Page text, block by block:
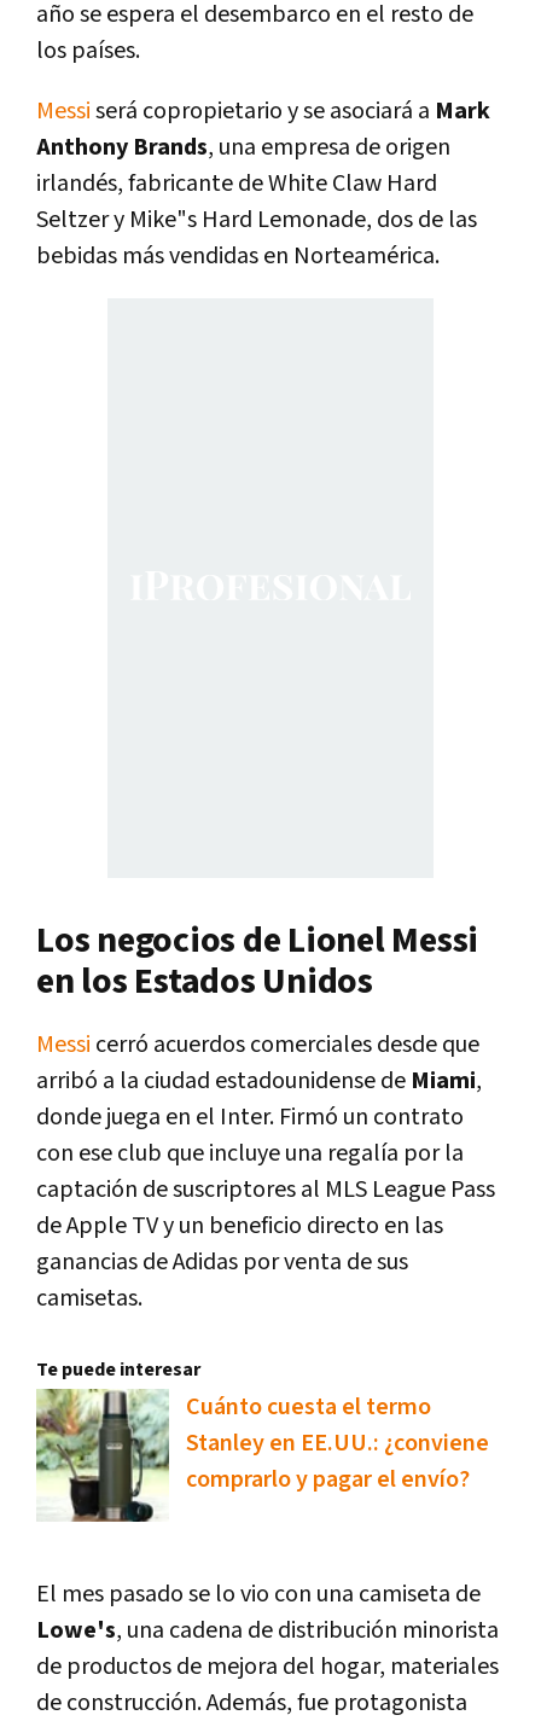
año se espera el desembarco en el resto de
los países.
Messiserá copropietario y se asociará a Mark
Anthony Brands, una empresa de origen
irlandés, fabricante de White Claw Hard
Seltzer y Mike"s Hard Lemonade, dos de las
bebidas más vendidas en Norteamérica.
Los negocios de Lionel Messi
en los Estados Unidos
Messi cerró acuerdos comerciales desde que
arribó a la ciudad estadounidense de Miami,
donde juega en el Inter. Firmó un contrato
con ese club que incluye una regalía por la
captación de suscriptores al MLS League Pass
de Apple TV y un beneficio directo en las
ganancias de Adidas por venta de sus
camisetas.
Te puede interesar
Cuánto cuesta el termo
Stanley en EE.UU.: ¿conviene
comprarlo y pagar el envío?
El mes pasado se lo vio con una camiseta de
Lowe's, una cadena de distribución minorista
de productos de mejora del hogar, materiales
de construcción. Además, fue protagonista